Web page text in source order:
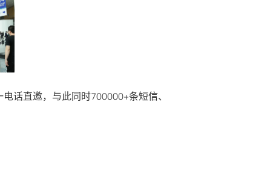
话直邀，与此同时700000+条短信、